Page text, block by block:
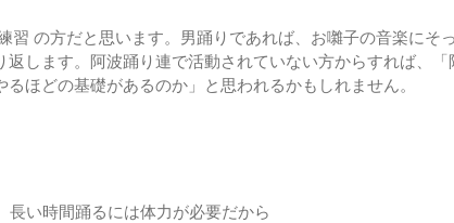
習 の方だと思います。男踊りであれば、お囃子の音楽にそ
します。阿波踊り連で活動されていない方からすれば、「
ほどの基礎があるのか」と思われるかもしれません。
い時間踊るには体力が必要だから